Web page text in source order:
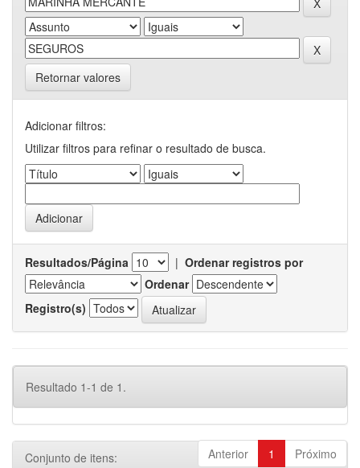
Retornar valores
Adicionar filtros:
Utilizar filtros para refinar o resultado de busca.
Resultados/Página | Ordenar registros por
Ordenar
Registro(s)
Resultado 1-1 de 1.
Anterior 1 Próximo
Conjunto de itens: